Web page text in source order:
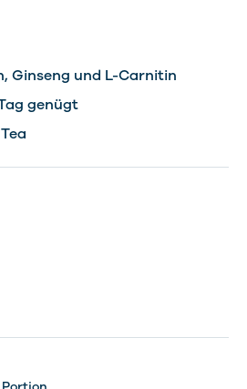
Ginseng und L-Carnitin
genügt